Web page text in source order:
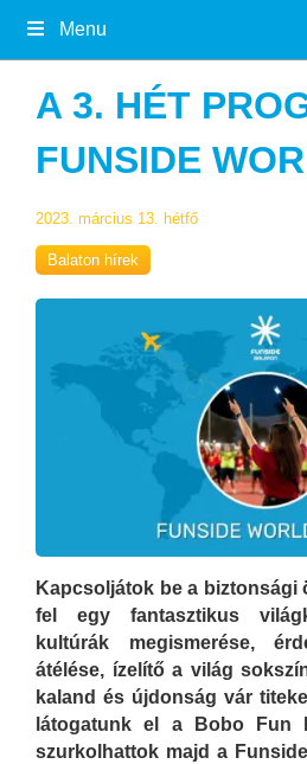
Menu
A 3. HÉT
FUNSIDE
2023. március 13. hétfő
Balaton hírek
Kapcsoljátok be a biztonsági
fel egy fantasztikus
kultúrák megismerése,
átélése, ízelítő a világ
kaland és újdonság vár
látogatunk el a Bobo Fun
szurkolhattok majd a